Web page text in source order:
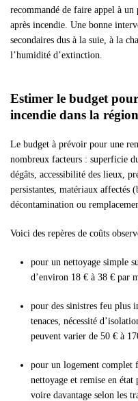
recommandé de faire appel à un
après incendie. Une bonne
secondaires dus à la suie, à la
l’humidité d’extinction.
Estimer le budget
incendie dans la région
Le budget à prévoir pour une
nombreux facteurs : superficie
dégâts, accessibilité des lieux,
persistantes, matériaux affectés
décontamination ou
Voici des repères de coûts
pour un nettoyage simple
d’environ 18 € à 38 € par
pour des sinistres feu plus
tenaces, nécessité
peuvent varier de 50 € à
pour un logement complet
nettoyage et remise en
voire davantage selon les